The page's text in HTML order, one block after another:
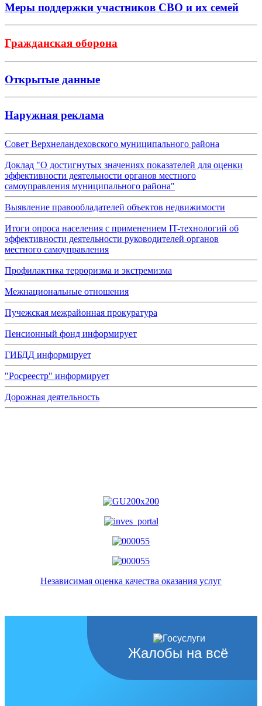
Меры поддержки участников СВО и их семей
Гражданская оборона
Открытые данные
Наружная реклама
Совет Верхнеландеховского муниципального района
Доклад "О достигнутых значениях показателей для оценки
эффективности деятельности органов местного
самоуправления муниципального района"
Выявление правообладателей объектов недвижимости
Итоги опроса населения с применением IT-технологий об
эффективности деятельности руководителей органов
местного самоуправления
Профилактика терроризма и экстремизма
Межнациональные отношения
Пучежская межрайонная прокуратура
Пенсионный фонд информирует
ГИБДД информирует
"Росреестр" информирует
Дорожная деятельность
Независимая оценка качества оказания услуг
Жалобы на всё